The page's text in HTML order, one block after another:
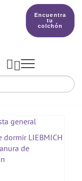
Encuentra
tu
colchón
 
& Co